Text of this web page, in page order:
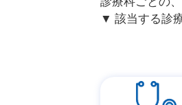
▼ 該当する診